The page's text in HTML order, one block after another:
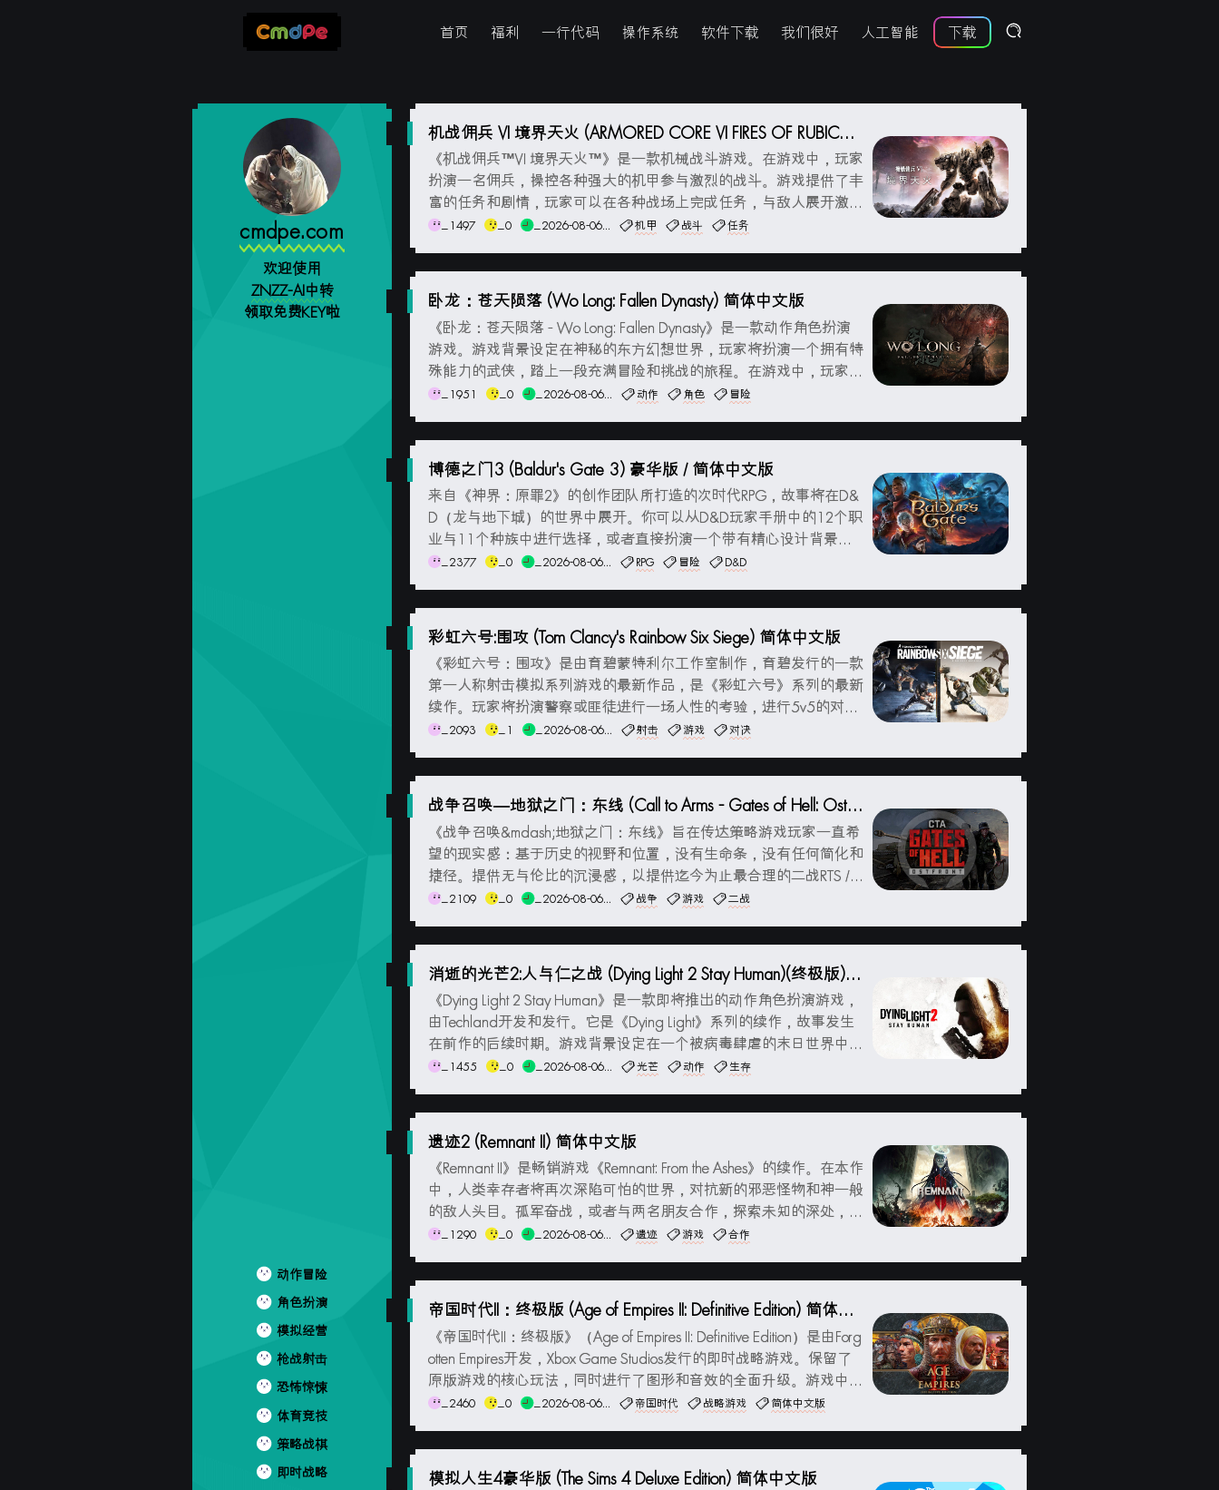
首页 下载
福利 一行代码 操作系统 软件下载 我们很好 人工智能
cmdpe.com
欢迎使用
ZNZZ-AI中转
领取免费KEY啦
动作冒险
角色扮演
模拟经营
枪战射击
恐怖惊悚
体育竞技
策略战棋
即时战略
机战佣兵 VI 境界天火 (ARMORED CORE VI FIRES OF RUBICO
N) 简体中文版
《机战佣兵™VI 境界天火™》是一款机械战斗游戏。在游戏中，玩家
扮演一名佣兵，操控各种强大的机甲参与激烈的战斗。游戏提供了丰
富的任务和剧情，玩家可以在各种战场上完成任务，与敌人展开激烈
战斗。游戏中的机甲可以进行自定义和升级，包括武器系统、装甲和
敌人和场景。游戏中的战斗采用实时...
_1497 _0 _2026-08-06... 机甲 战斗 任务
卧龙：苍天陨落 (Wo Long: Fallen Dynasty) 简体中文版
《卧龙：苍天陨落 - Wo Long: Fallen Dynasty》是一款动作角色扮演
游戏。游戏背景设定在神秘的东方幻想世界，玩家将扮演一个拥有特
殊能力的武侠，踏上一段充满冒险和挑战的旅程。在游戏中，玩家将
探索美丽而危险的游戏世界，与各种恶势力战斗，解决谜题和任务。
各种装备和武器来提升战斗能力。玩...
_1951 _0 _2026-08-06... 动作 角色 冒险
博德之门3 (Baldur's Gate 3) 豪华版 / 简体中文版
来自《神界：原罪2》的创作团队所打造的次时代RPG，故事将在D&
D（龙与地下城）的世界中展开。你可以从D&D玩家手册中的12个职
业与11个种族中进行选择，或者直接扮演一个带有精心设计背景的
起源英雄。无论你是踏上冒险之旅，还是去获取战利品，亦或是投身
面的冒险旅程。你可以选择单独游玩，或...
_2377 _0 _2026-08-06... RPG 冒险 D&D
彩虹六号:围攻 (Tom Clancy's Rainbow Six Siege) 简体中文版
《彩虹六号：围攻》是由育碧蒙特利尔工作室制作，育碧发行的一款
第一人称射击模拟系列游戏的最新作品，是《彩虹六号》系列的最新
续作。玩家将扮演警察或匪徒进行一场人性的考验，进行5v5的对
决，情节异常紧张，每个举动都影响人质是否能安全被救出，看来育
游戏就是你的最爱。游戏截图系统要...
_2093 _1 _2026-08-06... 射击 游戏 对决
战争召唤—地狱之门：东线 (Call to Arms - Gates of Hell: Ostfr
ont) 简体中文版
《战争召唤&mdash;地狱之门：东线》旨在传达策略游戏玩家一直希
望的现实感：基于历史的视野和位置，没有生命条，没有任何简化和
捷径。提供无与伦比的沉浸感，以提供迄今为止最合理的二战RTS / R
TT游戏。如果您长期以来一直在等待一个游戏，它描述了您在历史书
想象的战斗，那么就别无所求了：现在是...
_2109 _0 _2026-08-06... 战争 游戏 二战
消逝的光芒2:人与仁之战 (Dying Light 2 Stay Human)(终极版)
简体中文版
《Dying Light 2 Stay Human》是一款即将推出的动作角色扮演游戏，
由Techland开发和发行。它是《Dying Light》系列的续作，故事发生
在前作的后续时期。游戏背景设定在一个被病毒肆虐的末日世界中。
玩家扮演一名探险者，游走在废弃的城市和危险的荒野之间，努力生
探索和生存要素...
_1455 _0 _2026-08-06... 光芒 动作 生存
遗迹2 (Remnant II) 简体中文版
《Remnant II》是畅销游戏《Remnant: From the Ashes》的续作。在本作
中，人类幸存者将再次深陷可怕的世界，对抗新的邪恶怪物和神一般
的敌人头目。孤军奋战，或者与两名朋友合作，探索未知的深处，阻
止邪恶摧毁现实世界。若想取得成功，玩家必须依靠自己和团队的力
最低配置:操作系统:...
_1290 _0 _2026-08-06... 遗迹 游戏 合作
帝国时代II：终极版 (Age of Empires II: Definitive Edition) 简体中
文版
《帝国时代II：终极版》（Age of Empires II: Definitive Edition）是由Forg
otten Empires开发，Xbox Game Studios发行的即时战略游戏。保留了
原版游戏的核心玩法，同时进行了图形和音效的全面升级。游戏中包
含所有扩展包中的内容，以及全新添加的文明、任务、战役和多人游
_2460 _0 _2026-08-06... 帝国时代 战略游戏 简体中文版
模拟人生4豪华版 (The Sims 4 Deluxe Edition) 简体中文版